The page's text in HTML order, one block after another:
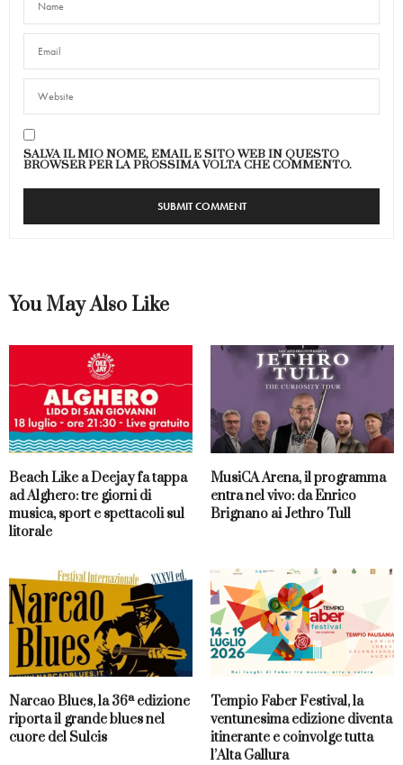
SALVA IL MIO NOME, EMAIL E SITO WEB IN QUESTO
BROWSER PER LA PROSSIMA VOLTA CHE COMMENTO.
You May Also Like
Beach Like a Deejay fa tappa
ad Alghero: tre giorni di
musica, sport e spettacoli sul
litorale
MusiCA Arena, il programma
entra nel vivo: da Enrico
Brignano ai Jethro Tull
Narcao Blues, la 36ª edizione
riporta il grande blues nel
cuore del Sulcis
Tempio Faber Festival, la
ventunesima edizione diventa
itinerante e coinvolge tutta
l’Alta Gallura